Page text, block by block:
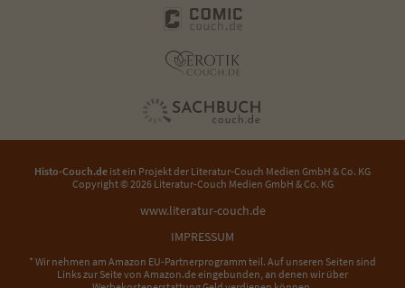
Histo-Couch.de ist ein Projekt der Literatur-Couch Medien GmbH & Co. KG
Copyright © 2026 Literatur-Couch Medien GmbH & Co. KG
www.literatur-couch.de
IMPRESSUM
* Wir nehmen am Amazon EU-Partnerprogramm teil. Auf unseren Seiten sind
Links zur Seite von Amazon.de eingebunden, an denen wir über